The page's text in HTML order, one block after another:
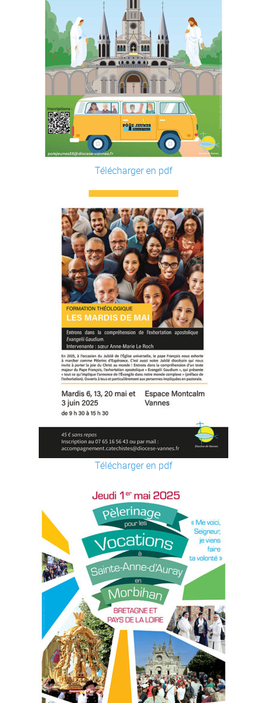
Télécharger en pdf
Télécharger en pdf